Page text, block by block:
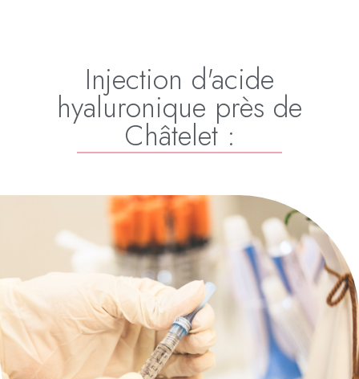
Injection d'acide
hyaluronique près de
Châtelet :